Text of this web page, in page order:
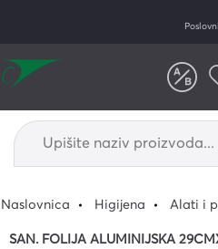
Naslovnica Higijena Alati i
SAN. FOLIJA ALUMINIJSKA